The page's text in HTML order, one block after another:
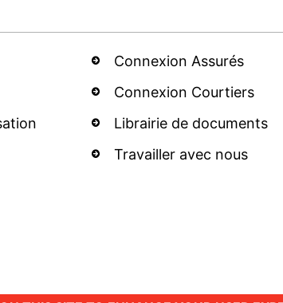
Connexion Assurés
Connexion Courtiers
Librairie de documents
Travailler avec nous